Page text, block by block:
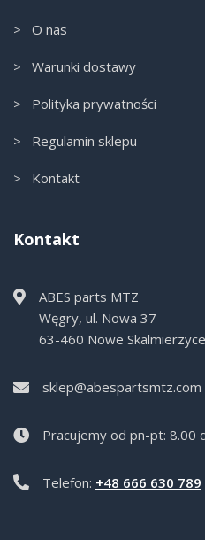
> O nas
> Warunki dostawy
> Polityka prywatności
> Regulamin sklepu
> Kontakt
Kontakt
ABES parts MTZ
Węgry, ul. Nowa 37
63-460 Nowe Skalmierzyce
sklep@abespartsmtz.com
Pracujemy od pn-pt: 8.00
Telefon: +48 666 630 789